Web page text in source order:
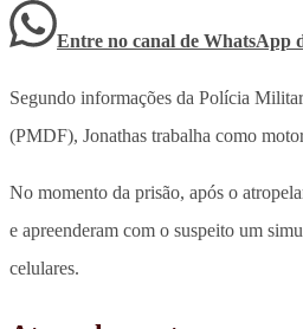
Entre no canal de WhatsApp
Segundo informações da Polícia
(PMDF), Jonathas trabalha como
No momento da prisão, após o
e apreenderam com o suspeito um
celulares.